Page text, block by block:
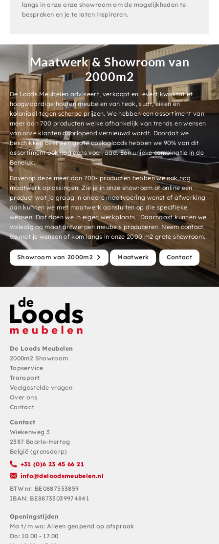
langs in onze onze showroom om de mogelijkheden te
bespreken en je te laten inspireren.
Maatwerk & Showroom van
2000m2
De Loods Meubelen adviseert, verkoopt en levert kwalitatief
hoogwaardige houten meubelen van teak, suar, eiken en
koloniaal tegen scherpe prijzen. We hebben een assortiment van
meer dan 700 producten welke afhankelijk van trends en wensen
van onze klanten doorlopend vernieuwd wordt. Doordat we
beschikken over een grote opslagloods hebben we 90% van dit
assortiment ook nog eens voorraad. Een unieke combinatie in de
Benelux.
Bovenop deze meer dan 700- producten hebben we ook nog
maatwerk oplossingen. Zie je in onze showroom of online een
product wat je graag in andere maatvoering wenst of afwerking
dan kunnen we met maatwerk aansluiten op die specifieke
wensen. Dat doen we in eigen werkplaats. Daarnaast kunnen we
volledig op maat ontwerpen meubels produceren. Neem contact
op met je wensen of kom langs in onze 2000 m2 grote showroom.
Showroom van 2000m2 Maatwerk Contact
De Loods Meubelen
2000m2 Showroom
Topservice
Transport
Veelgestelde vragen
Over ons
Contact
Contact
Wiekenweg 3
2387 Baarle-Hertog
België (grensdorp)
+31 (0)6 23 45 66 21
info@deloodsmeubelen.nl
BTW nr: BE0887553859
IBAN: BE88733039974841
Openingstijden
Ma t/m wo: Alleen geopend op afspraak
Do: 10.00 - 17.00